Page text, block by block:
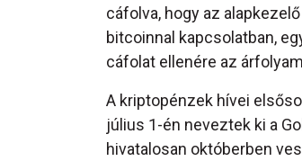
cáfolva, hogy az
bitcoinnal kapcsolatban,
cáfolat ellenére az
A kriptopénzek hívei
július 1-én neveztek ki a
hivatalosan októberben